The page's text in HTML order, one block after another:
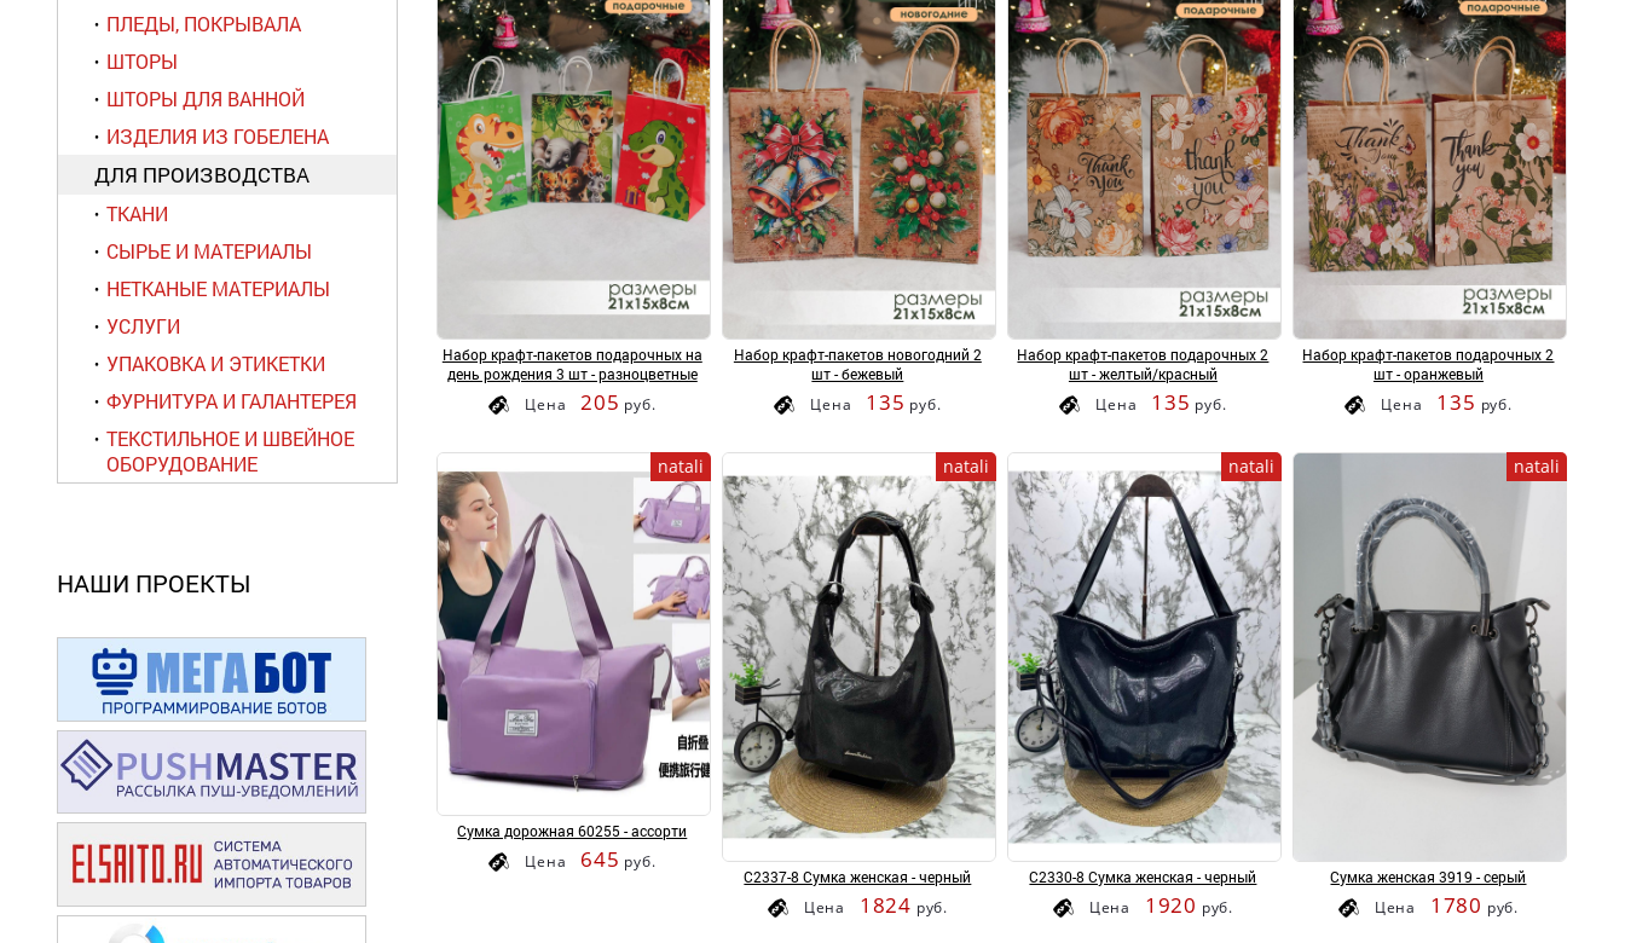
ПЛЕДЫ, ПОКРЫВАЛА
ШТОРЫ
ШТОРЫ ДЛЯ ВАННОЙ
ИЗДЕЛИЯ ИЗ ГОБЕЛЕНА
ДЛЯ ПРОИЗВОДСТВА
ТКАНИ
СЫРЬЕ И МАТЕРИАЛЫ
НЕТКАНЫЕ МАТЕРИАЛЫ
УСЛУГИ
УПАКОВКА И ЭТИКЕТКИ
ФУРНИТУРА И ГАЛАНТЕРЕЯ
ТЕКСТИЛЬНОЕ И ШВЕЙНОЕ
ОБОРУДОВАНИЕ
НАШИ ПРОЕКТЫ
Набор крафт-пакетов подарочных на
день рождения 3 шт - разноцветные
Цена 205 руб.
Набор крафт-пакетов новогодний 2
шт - бежевый
Цена 135 руб.
Набор крафт-пакетов подарочных 2
шт - желтый/красный
Цена 135 руб.
Набор крафт-пакетов подарочных 2
шт - оранжевый
Цена 135 руб.
natali
Сумка дорожная 60255 - ассорти
Цена 645 руб.
natali
С2337-8 Сумка женская - черный
Цена 1824 руб.
natali
С2330-8 Сумка женская - черный
Цена 1920 руб.
natali
Сумка женская 3919 - серый
Цена 1780 руб.